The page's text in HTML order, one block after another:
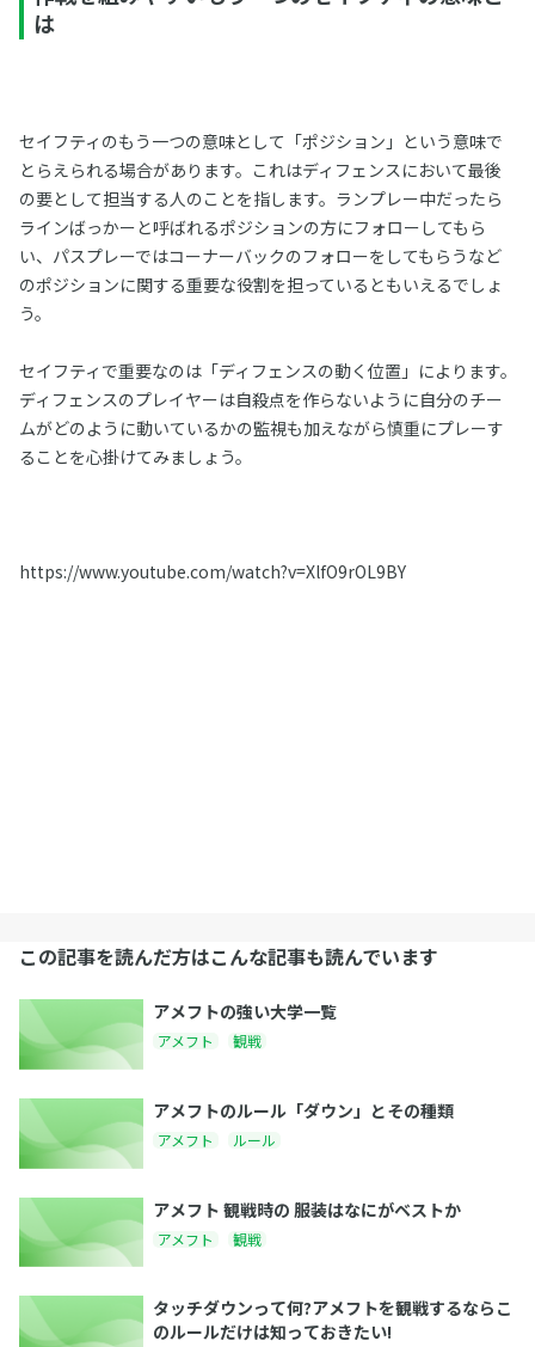
は
セイフティのもう一つの意味として「ポジション」という意味で
とらえられる場合があります。これはディフェンスにおいて最後
の要として担当する人のことを指します。ランプレー中だったら
ラインばっかーと呼ばれるポジションの方にフォローしてもら
い、パスプレーではコーナーバックのフォローをしてもらうなど
のポジションに関する重要な役割を担っているともいえるでしょ
う。
セイフティで重要なのは「ディフェンスの動く位置」によります。
ディフェンスのプレイヤーは自殺点を作らないように自分のチー
ムがどのように動いているかの監視も加えながら慎重にプレーす
ることを心掛けてみましょう。
https://www.youtube.com/watch?v=XlfO9rOL9BY
この記事を読んだ方はこんな記事も読んでいます
アメフトの強い大学一覧
アメフト 観戦
アメフトのルール「ダウン」とその種類
アメフト ルール
アメフト 観戦時の 服装はなにがベストか
アメフト 観戦
タッチダウンって何?アメフトを観戦するならこ
のルールだけは知っておきたい!